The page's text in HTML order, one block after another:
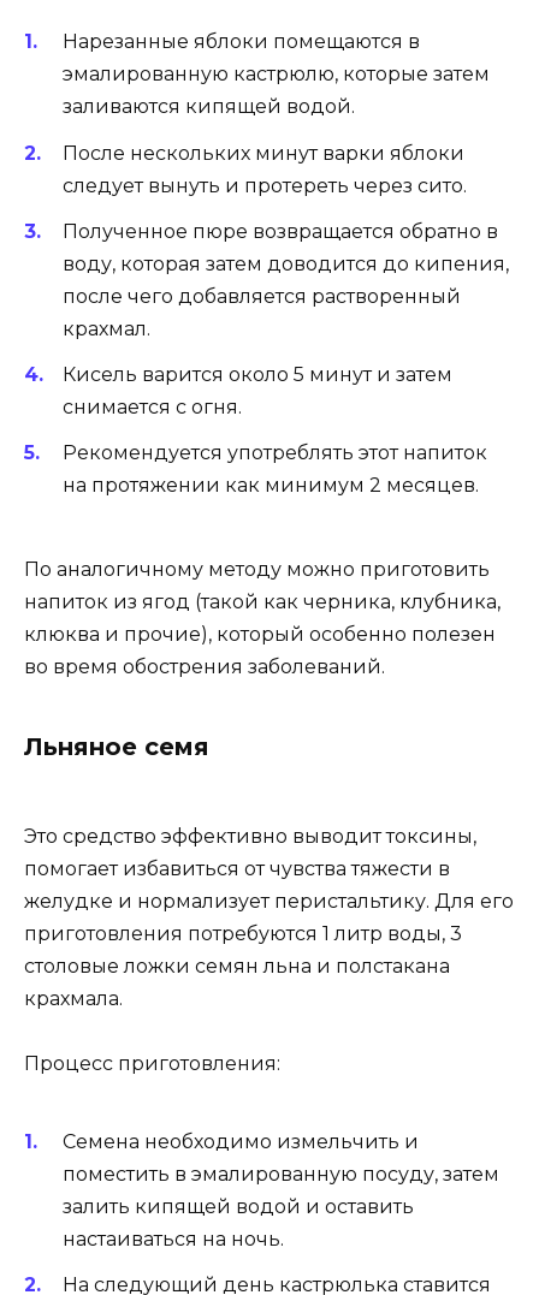
Нарезанные яблоки помещаются в
эмалированную кастрюлю, которые затем
заливаются кипящей водой.
После нескольких минут варки яблоки
следует вынуть и протереть через сито.
Полученное пюре возвращается обратно в
воду, которая затем доводится до кипения,
после чего добавляется растворенный
крахмал.
Кисель варится около 5 минут и затем
снимается с огня.
Рекомендуется употреблять этот напиток
на протяжении как минимум 2 месяцев.
По аналогичному методу можно приготовить
напиток из ягод (такой как черника, клубника,
клюква и прочие), который особенно полезен
во время обострения заболеваний.
Льняное семя
Это средство эффективно выводит токсины,
помогает избавиться от чувства тяжести в
желудке и нормализует перистальтику. Для его
приготовления потребуются 1 литр воды, 3
столовые ложки семян льна и полстакана
крахмала.
Процесс приготовления:
Семена необходимо измельчить и
поместить в эмалированную посуду, затем
залить кипящей водой и оставить
настаиваться на ночь.
На следующий день кастрюлька ставится